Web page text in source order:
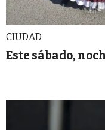
CIUDAD
Este sábado,